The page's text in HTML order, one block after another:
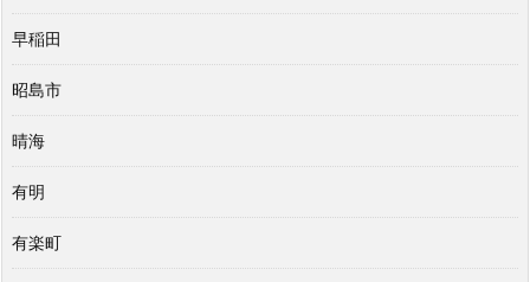
早稲田
昭島市
晴海
有明
有楽町